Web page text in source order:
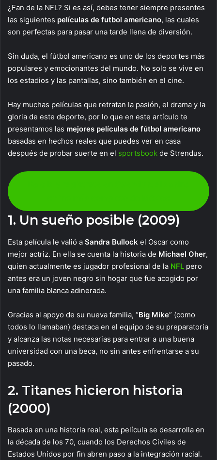
¿Fan de la NFL? Si es así, debes tener siempre presentes
las siguientes películas de futbol americano, las cuales
son perfectas para pasar una tarde llena de diversión.
Sin duda, el fútbol americano es uno de los deportes más
populares y emocionantes del mundo. No solo se vive en
los estadios y las pantallas, sino también en el cine.
Hay muchas películas que retratan la pasión, el drama y la
gloria de este deporte, por lo que en este artículo te
presentamos las mejores películas de fútbol americano
basadas en hechos reales que puedes ver en casa
después de probar suerte en el sportsbook de Strendus.
1. Un sueño posible (2009)
Esta película le valió a Sandra Bullock el Oscar como
mejor actriz. En ella se cuenta la historia de Michael Oher,
quien actualmente es jugador profesional de la NFL pero
antes era un joven negro sin hogar que fue acogido por
una familia blanca adinerada.
Gracias al apoyo de su nueva familia, “Big Mike” (como
todos lo llamaban) destaca en el equipo de su preparatoria
y alcanza las notas necesarias para entrar a una buena
universidad con una beca, no sin antes enfrentarse a su
pasado.
2. Titanes hicieron historia
(2000)
Basada en una historia real, esta película se desarrolla en
la década de los 70, cuando los Derechos Civiles de
Estados Unidos por fin abren paso a la integración racial.